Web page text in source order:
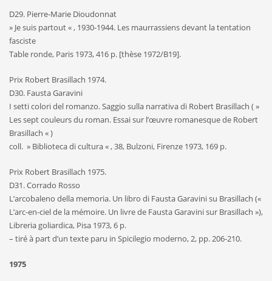
D29. Pierre-Marie Dioudonnat
» Je suis partout « , 1930-1944. Les maurrassiens devant la tentation
fasciste
Table ronde, Paris 1973, 416 p. [thèse 1972/B19].
Prix Robert Brasillach 1974.
D30. Fausta Garavini
I setti colori del romanzo. Saggio sulla narrativa di Robert Brasillach ( »
Les sept couleurs du roman. Essai sur l’œuvre romanesque de Robert
Brasillach « )
coll. » Biblioteca di cultura « , 38, Bulzoni, Firenze 1973, 169 p.
Prix Robert Brasillach 1975.
D31. Corrado Rosso
L’arcobaleno della memoria. Un libro di Fausta Garavini su Brasillach («
L’arc-en-ciel de la mémoire. Un livre de Fausta Garavini sur Brasillach »),
Libreria goliardica, Pisa 1973, 6 p.
– tiré à part d’un texte paru in Spicilegio moderno, 2, pp. 206-210.
1975